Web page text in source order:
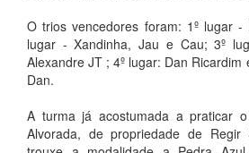
O trios vencedores foram: 1º lugar -
lugar - Xandinha, Jau e Cau; 3º
Alexandre JT ; 4º lugar: Dan Ricardim
Dan.
A turma já acostumada a praticar
Alvorada, de propriedade de